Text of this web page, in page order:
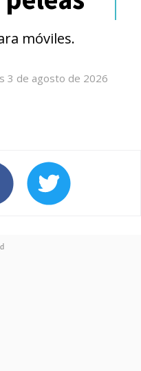
móviles.
3 de agosto de 2026